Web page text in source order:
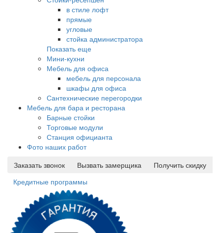
в стиле лофт
прямые
угловые
стойка администратора
Показать еще
Мини-кухни
Мебель для офиса
мебель для персонала
шкафы для офиса
Сантехнические перегородки
Мебель для бара и ресторана
Барные стойки
Торговые модули
Станция официанта
Фото наших работ
Заказать звонок
Вызвать замерщика
Получить скидку
Кредитные программы